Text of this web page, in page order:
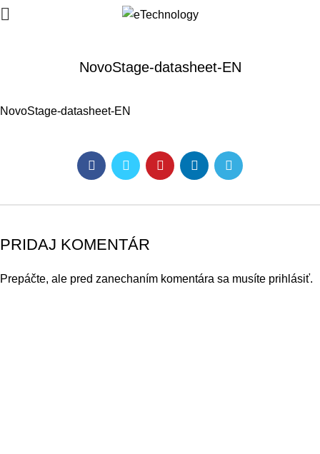
NovoStage-datasheet-EN
NovoStage-datasheet-EN
PRIDAJ KOMENTÁR
Prepáčte, ale pred zanechaním komentára sa musíte prihlásiť.